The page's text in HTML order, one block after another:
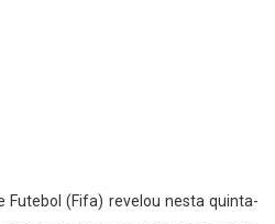
Futebol (Fifa) revelou nesta quinta-